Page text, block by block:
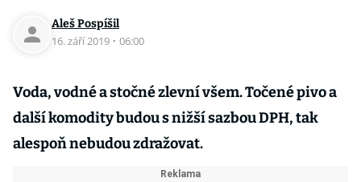
Aleš Pospíšil
16. září 2019 · 06:00
Voda, vodné a stočné zlevní všem. Točené pivo a
další komodity budou s nižší sazbou DPH, tak
alespoň nebudou zdražovat.